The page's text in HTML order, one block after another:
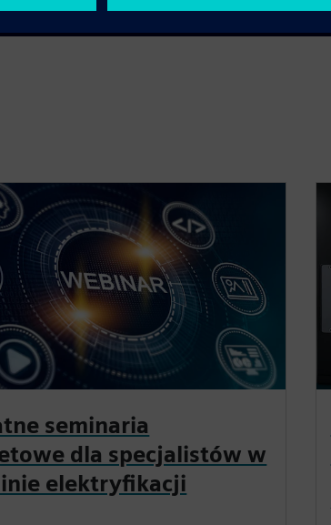
seminaria
dla specjalistów w
elektryfikacji